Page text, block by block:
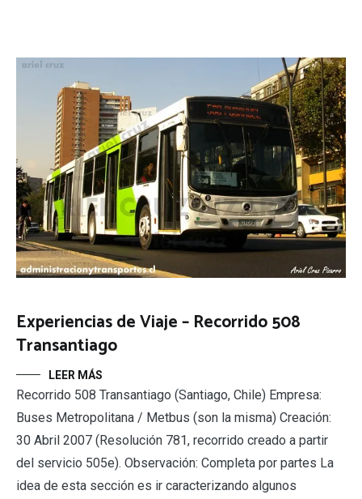
Experiencias de Viaje – Recorrido 508
Transantiago
LEER MÁS
Recorrido 508 Transantiago (Santiago, Chile) Empresa:
Buses Metropolitana / Metbus (son la misma) Creación:
30 Abril 2007 (Resolución 781, recorrido creado a partir
del servicio 505e). Observación: Completa por partes La
idea de esta sección es ir caracterizando algunos